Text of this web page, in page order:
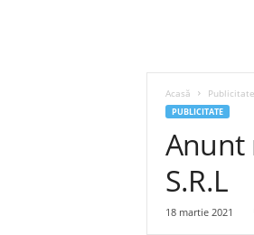
Acasă Publicitate
PUBLICITATE
Anunt
S.R.L
18 martie 2021